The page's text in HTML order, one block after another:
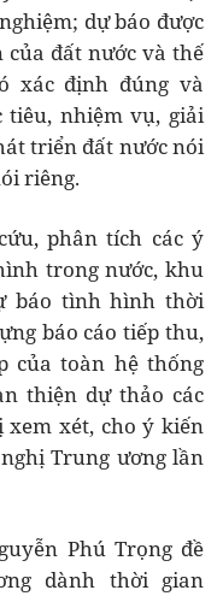
dự báo được
đất nước và thế
xác định đúng và
nhiệm vụ, giải
triển đất nước nói
riêng.
phân tích các ý
trong nước, khu
báo tình hình thời
báo cáo tiếp thu,
của toàn hệ thống
thiện dự thảo các
xem xét, cho ý kiến
Trung ương lần
Phú Trọng đề
dành thời gian